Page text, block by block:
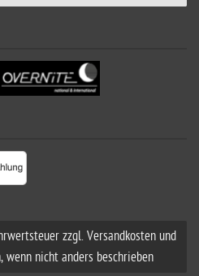
zzgl. Versandkosten und
wenn nicht anders beschrieben